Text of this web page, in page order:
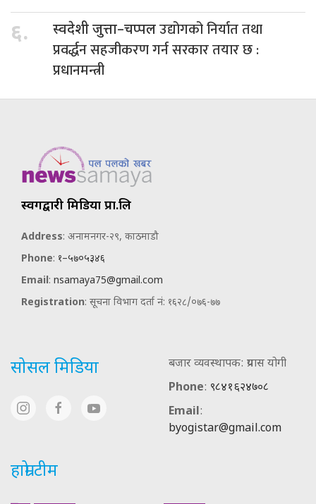
६. स्वदेशी जुत्ता–चप्पलउद्योगको निर्यात तथा
प्रवर्द्धन सहजीकरण गर्न सरकार तयार छ :
प्रधानमन्त्री
स्वर्गद्वारी मिडिया प्रा.लि
Address: अनामनगर-२९, काठमाडौ
Phone: १–५७०५३४६
Email: nsamaya75@gmail.com
Registration: सूचना विभाग दर्ता नं: १६२८/०७६-७७
सोसल मिडिया
बजार व्यवस्थापक: प्रयास योगी
Phone: ९८४१६२४७०८
Email:
byogistar@gmail.com
हाम्रो टीम